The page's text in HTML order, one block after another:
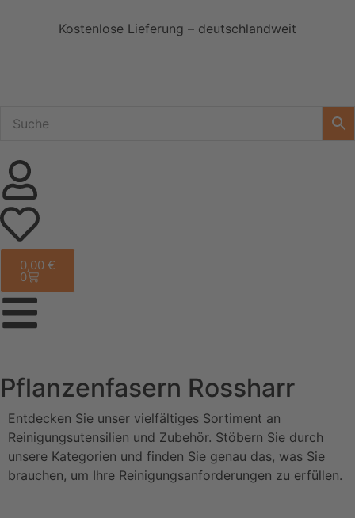
Kostenlose Lieferung – deutschlandweit
0,00 €
0
Pflanzenfasern Rossharr
Entdecken Sie unser vielfältiges Sortiment an
Reinigungsutensilien und Zubehör. Stöbern Sie durch
unsere Kategorien und finden Sie genau das, was Sie
brauchen, um Ihre Reinigungsanforderungen zu erfüllen.